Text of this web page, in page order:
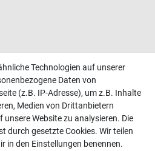
und Beratung unter:
Technologien auf unserer
Daten von
(z.B. IP-Adresse), um z.B. Inhalte
Medien von Drittanbietern
Website zu analysieren. Die
durch gesetzte Cookies. Wir teilen
in den Einstellungen benennen.